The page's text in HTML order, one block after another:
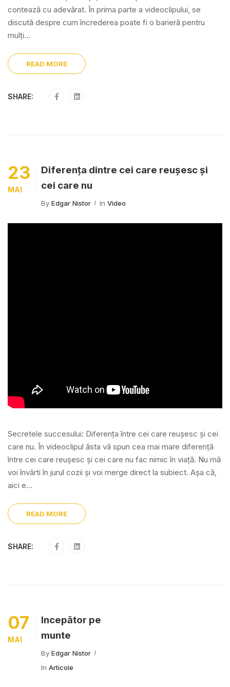
contează cu adevărat. În prima parte a videoclipului, se
discută despre cum încrederea poate fi o barieră pentru
mulți...
READ MORE
SHARE:
23
MAI
Diferența dintre cei care reușesc și
cei care nu
By Edgar Nistor In Video
Secretele succesului: Diferența între cei care reușesc și cei
care nu. În videoclipul ăsta vă spun cea mai mare diferență
între cei care reușesc și cei care nu fac nimic în viață. Nu mă
voi învârti în jurul cozii și voi merge direct la subiect. Așa că,
aici e...
READ MORE
SHARE:
07
MAI
Începător pe
munte
By Edgar Nistor
In Articole